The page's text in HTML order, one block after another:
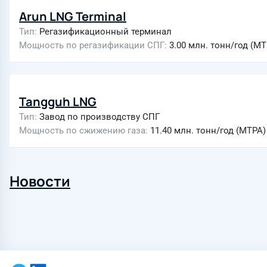
Arun LNG Terminal
Тип Регазификационный терминал
Мощность по регазификации СПГ 3.00 млн. тонн/год
Tangguh LNG
Тип Завод по производству СПГ
Мощность по сжижению газа 11.40 млн. тонн/год (MTPA)
Новости